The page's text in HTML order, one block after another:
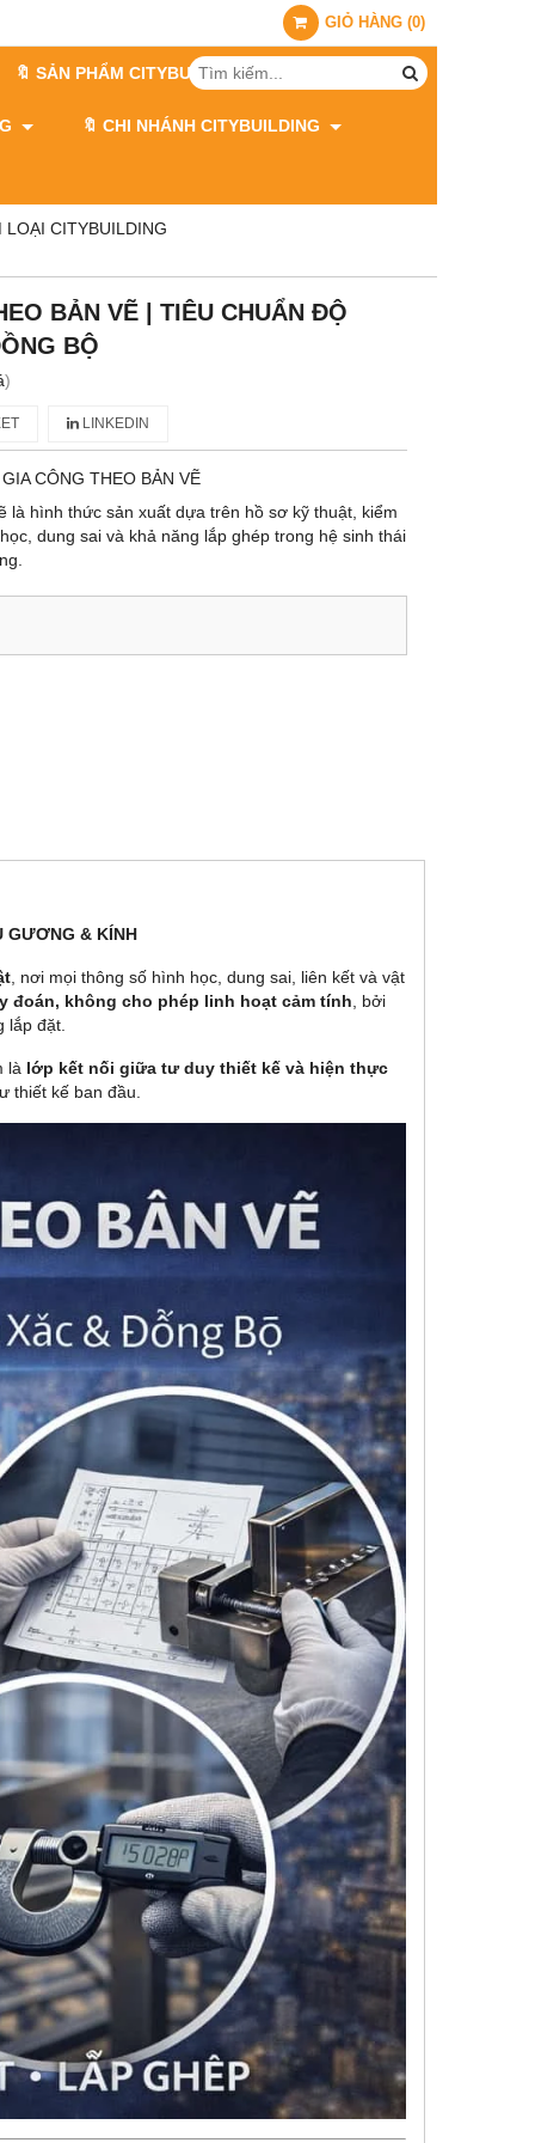
GIỎ HÀNG (0)
🔖 SẢN PHẨM CITYBUILDING
🔖 CHI NHÁNH CITYBUILDING
CITYBUILDING
BẢN VẼ | TIÊU CHUẨN ĐỘ
BỘ
)
LINKEDIN
GIA CÔNG THEO BẢN VẼ
là hình thức sản xuất dựa trên hồ sơ kỹ thuật, kiểm
dung sai và khả năng lắp ghép trong hệ sinh thái
GƯƠNG & KÍNH
, nơi mọi thông số hình học, dung sai, liên kết và vật
đoán, không cho phép linh hoạt cảm tính , bởi
lắp đặt.
là lớp kết nối giữa tư duy thiết kế và hiện thực
thiết kế ban đầu.